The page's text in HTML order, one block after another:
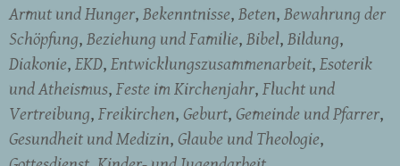
Armut und Hunger Bekenntnisse Beten Bewahrung der
Schöpfung Beziehung und Familie Bibel Bildung
Diakonie EKD Entwicklungszusammenarbeit Esoterik
und Atheismus Feste im Kirchenjahr Flucht und
Vertreibung Freikirchen Geburt Gemeinde und Pfarrer
Gesundheit und Medizin Glaube und Theologie